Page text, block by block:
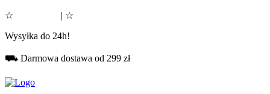
☆ | ☆
Wysyłka do 24h!
⛟ Darmowa dostawa od 299 zł